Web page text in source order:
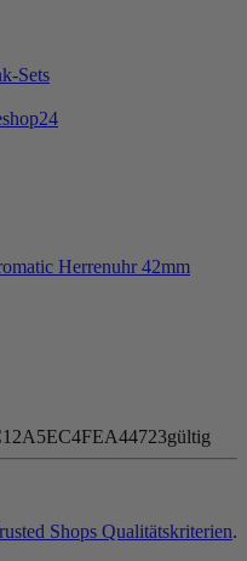
Sets
Herrenuhr 42mm
gültig
Shops Qualitätskriterien.